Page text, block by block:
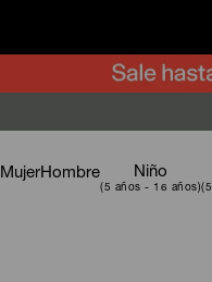
MujerHombre Niño